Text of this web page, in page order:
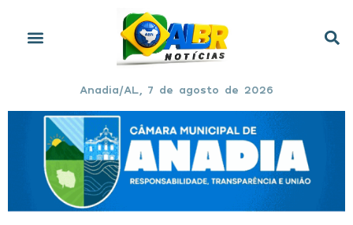
Anadia/AL, 7 de agosto de 2026